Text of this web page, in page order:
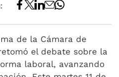
de la Cámara de
el debate sobre la
laboral, avanzando